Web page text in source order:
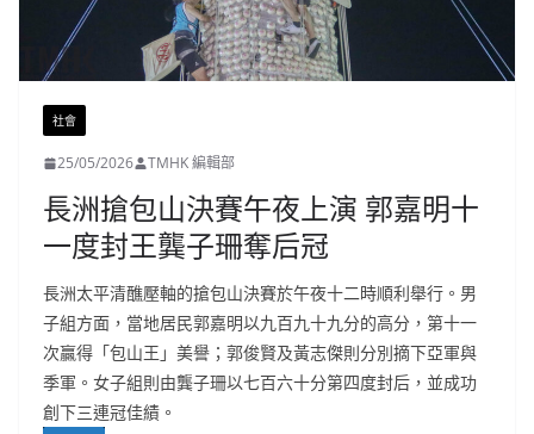
社會
25/05/2026 TMHK 編輯部
長洲搶包山決賽午夜上演 郭嘉明十
一度封王龔子珊奪后冠
長洲太平清醮壓軸的搶包山決賽於午夜十二時順利舉行。男
子組方面，當地居民郭嘉明以九百九十九分的高分，第十一
次贏得「包山王」美譽；郭俊賢及黃志傑則分別摘下亞軍與
季軍。女子組則由龔子珊以七百六十分第四度封后，並成功
創下三連冠佳績。